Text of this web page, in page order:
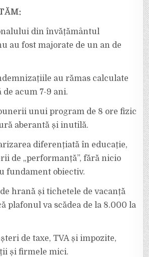
din învățământul
au fost majorate de un an de
au rămas calculate
de acum 7-9 ani.
unui program de 8 ore fizic
aberantă și inutilă.
diferențiată în educație,
de „performanță”, fără nicio
fundament obiectiv.
hrană și tichetele de vacanță
plafonul va scădea de la 8.000 la
de taxe, TVA și impozite,
și firmele mici.